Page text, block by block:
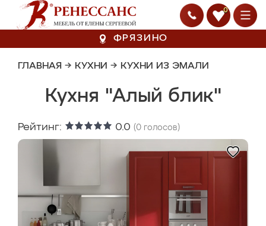
0
ФРЯЗИНО
ГЛАВНАЯ → КУХНИ → КУХНИ ИЗ ЭМАЛИ
Кухня "Алый блик"
Рейтинг: 0.0 (0 голосов)